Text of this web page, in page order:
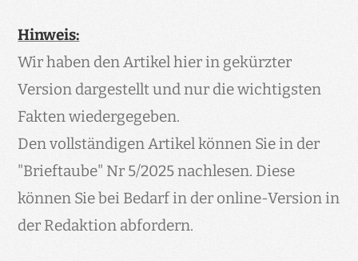
Hinweis:
Wir haben den Artikel hier in gekürzter
Version dargestellt und nur die wichtigsten
Fakten wiedergegeben.
Den vollständigen Artikel können Sie in der
"Brieftaube" Nr 5/2025 nachlesen. Diese
können Sie bei Bedarf in der online-Version in
der Redaktion abfordern.